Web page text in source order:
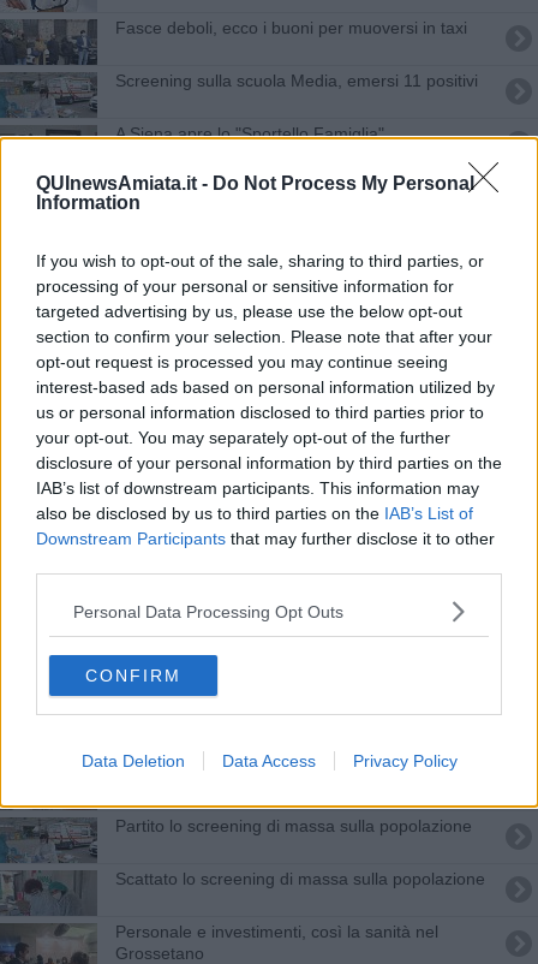
QUInewsAmiata.it - Do Not Process My Personal
Information
If you wish to opt-out of the sale, sharing to third parties, or
processing of your personal or sensitive information for
targeted advertising by us, please use the below opt-out
section to confirm your selection. Please note that after your
opt-out request is processed you may continue seeing
interest-based ads based on personal information utilized by
us or personal information disclosed to third parties prior to
your opt-out. You may separately opt-out of the further
disclosure of your personal information by third parties on the
IAB’s list of downstream participants. This information may
also be disclosed by us to third parties on the IAB’s List of
Downstream Participants that may further disclose it to other
Personal Data Processing Opt Outs
CONFIRM
Data Deletion Data Access Privacy Policy
Fasce deboli, ecco i buoni per muoversi in taxi
Screening sulla scuola Media, emersi 11 positivi
A Siena apre lo "Sportello Famiglia"
Violenza di genere, 2.972 richieste d'aiuto nel
2021
di euro
Non autosufficienza, 25 milioni per l'assistenza a
casa
Toscana terra di badanti, sono 43.858
Qualità della vita, chi sale e chi scende
Inaugurate elisurperficie e nuova sede distretto
Due giorni di screening per le scuole
Il sistema sociosanitario cambia, varata la riforma
Bando per investimenti sociali, 64 progetti
finanziati
Alzheimer, 80mila toscani nel cono d'ombra
Contributi in arrivo per la sanità senese
Partito lo screening di massa sulla popolazione
Scattato lo screening di massa sulla popolazione
Personale e investimenti, così la sanità nel
Grossetano